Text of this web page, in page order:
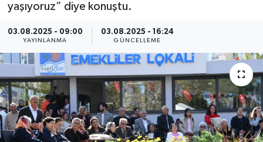
yaşıyoruz” diye konuştu.
03.08.2025 - 09:00
YAYINLANMA
03.08.2025 - 16:24
GÜNCELLEME
Röportajlar